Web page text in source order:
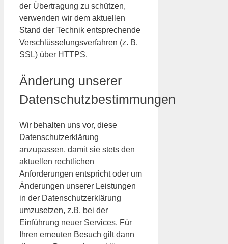
der Übertragung zu schützen,
verwenden wir dem aktuellen
Stand der Technik entsprechende
Verschlüsselungsverfahren (z. B.
SSL) über HTTPS.
Änderung unserer
Datenschutzbestimmungen
Wir behalten uns vor, diese
Datenschutzerklärung
anzupassen, damit sie stets den
aktuellen rechtlichen
Anforderungen entspricht oder um
Änderungen unserer Leistungen
in der Datenschutzerklärung
umzusetzen, z.B. bei der
Einführung neuer Services. Für
Ihren erneuten Besuch gilt dann